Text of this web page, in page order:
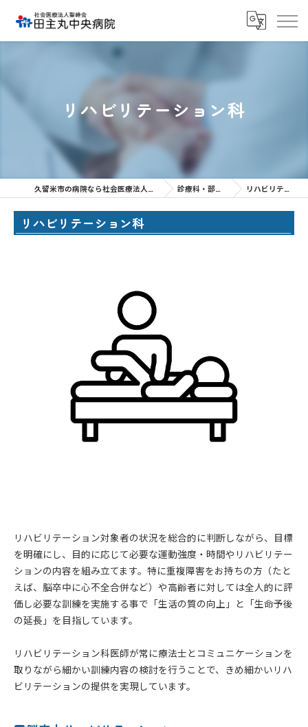
リハビリテーション科
診療科・部門のご紹介 リハビリテーション科
リハビリテーション科
リハビリテーション対象者の状況を総合的に判断しながら、目標
を明確にし、目的に応じて必要な運動強度・時間やリハビリテー
ションの内容を組み立てます。特に重複障害をお持ちの方（たと
えば、脳卒中に心不全合併など）や高齢者に対しては全人的に評
価し必要な訓練を実施する事で「生活の質の向上」と「生命予後
の延長」を目指しています。
リハビリテーション科医師が常に療法士とコミュニケーションを
取りながら細かい訓練内容の検討を行うことで、きめ細かいリハ
ビリテーションの提供を実現しています。